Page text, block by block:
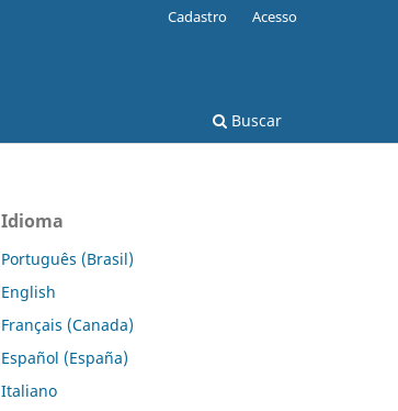
Buscar
Cadastro Acesso
Idioma
Português (Brasil)
English
Français (Canada)
Español (España)
Italiano